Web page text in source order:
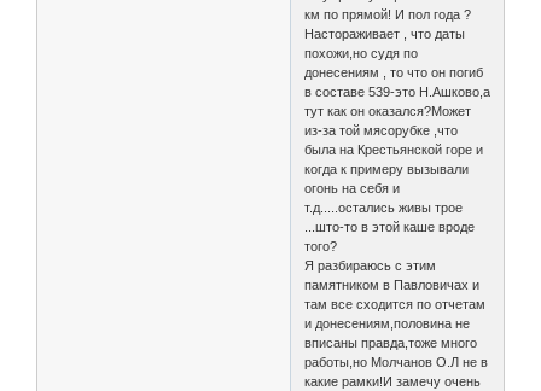
км по прямой! И пол года ?
Настораживает , что даты
похожи,но судя по
донесениям , то что он погиб
в составе 539-это Н.Ашково,а
тут как он оказался?Может
из-за той мясорубке ,что
была на Крестьянской горе и
когда к примеру вызывали
огонь на себя и
т.д.....остались живы трое
...што-то в этой каше вроде
того?
Я разбираюсь с этим
памятником в Павловичах и
там все сходится по отчетам
и донесениям,половина не
вписаны правда,тоже много
работы,но Молчанов О.Л не в
какие рамки!И замечу очень